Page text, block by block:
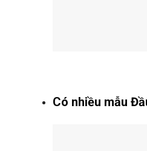
Có nhiều mẫu